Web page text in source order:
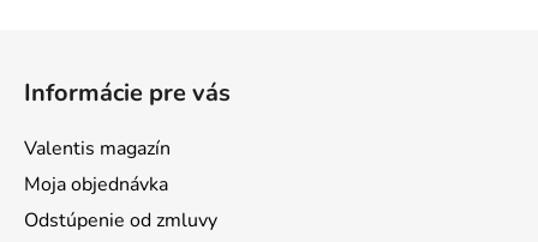
Informácie pre vás
Valentis magazín
Moja objednávka
Odstúpenie od zmluvy